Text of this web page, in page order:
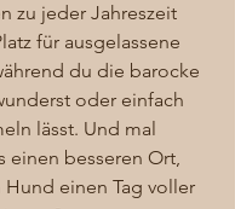
zu jeder Jahreszeit
für ausgelassene
du die barocke
oder einfach
lässt. Und mal
einen besseren Ort,
einen Tag voller